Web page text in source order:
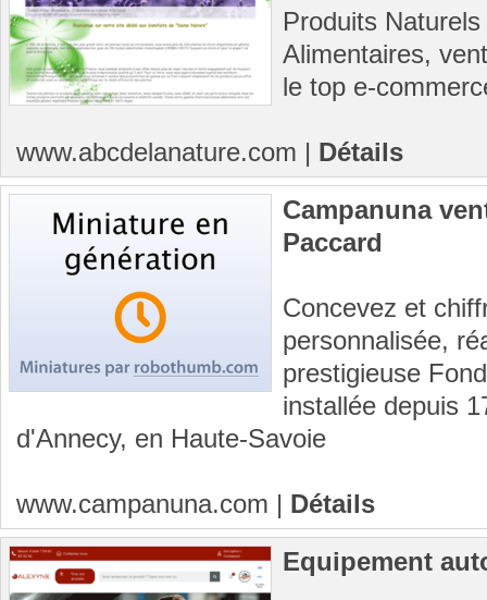
Produits
Alimentaires,
le top e-
www.abcdelanature.com | Détails
Campanuna
Paccard
Concevez et
personnalisée,
prestigieuse
installée depuis
d'Annecy, en Haute-Savoie
www.campanuna.com | Détails
Equipement